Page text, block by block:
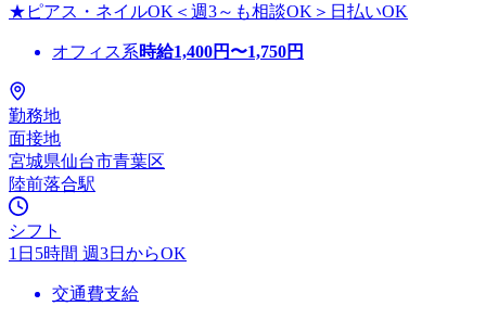
★ピアス・ネイルOK＜週3～も相談OK＞日払いOK
オフィス系時給1,400円〜1,750円
勤務地
面接地
宮城県仙台市青葉区
陸前落合駅
シフト
1日5時間 週3日からOK
交通費支給